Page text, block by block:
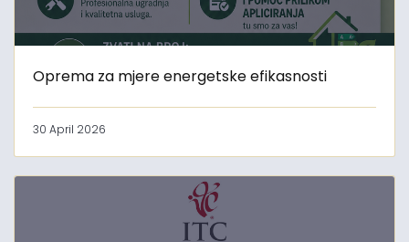
Oprema za mjere energetske efikasnosti
30 April 2026